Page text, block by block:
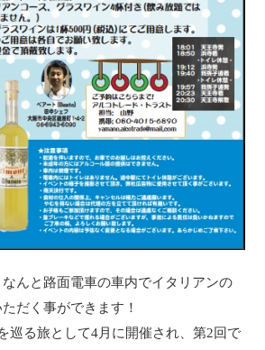
んと路面電車の車内でイタリアンの
だく事ができます！
巡る旅として4月に開催され、第2回で